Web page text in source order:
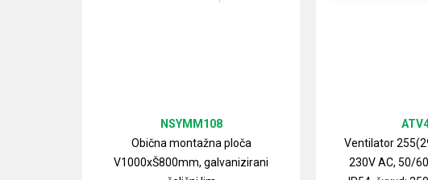
Obična montažna ploča
V1000xŠ800mm, galvanizirani
NSYMM108
Ventilator
230V AC, 50/